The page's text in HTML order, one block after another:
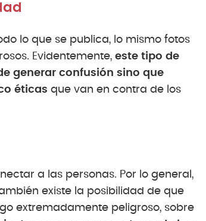
lo que se publica, lo mismo fotos
Evidentemente, este tipo de
generar confusión sino que
éticas que van en contra de los
a las personas. Por lo general,
existe la posibilidad de que
extremadamente peligroso, sobre